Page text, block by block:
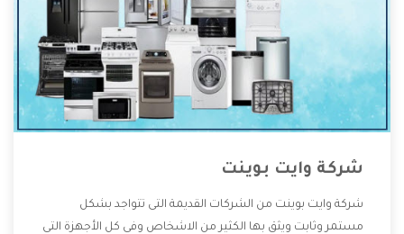
شركة وايت بوينت
شركة وايت بوينت من الشركات القديمة التى تتواجد بشكل
مستمر وثابت ويثق بها الكثير من الاشخاص وفى كل الأجهزة التى